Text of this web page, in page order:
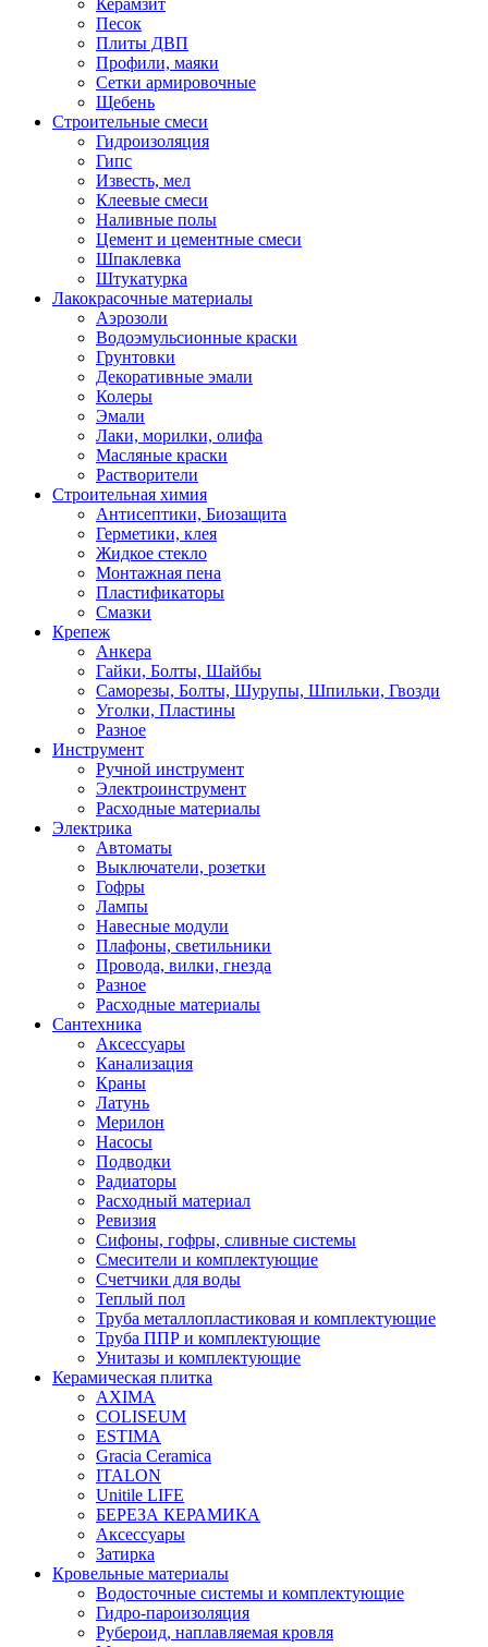
Керамзит
Песок
Плиты ДВП
Профили, маяки
Сетки армировочные
Щебень
Строительные смеси
Гидроизоляция
Гипс
Известь, мел
Клеевые смеси
Наливные полы
Цемент и цементные смеси
Шпаклевка
Штукатурка
Лакокрасочные материалы
Аэрозоли
Водоэмульсионные краски
Грунтовки
Декоративные эмали
Колеры
Эмали
Лаки, морилки, олифа
Масляные краски
Растворители
Строительная химия
Антисептики, Биозащита
Герметики, клея
Жидкое стекло
Монтажная пена
Пластификаторы
Смазки
Крепеж
Анкера
Гайки, Болты, Шайбы
Саморезы, Болты, Шурупы, Шпильки, Гвозди
Уголки, Пластины
Разное
Инструмент
Ручной инструмент
Электроинструмент
Расходные материалы
Электрика
Автоматы
Выключатели, розетки
Гофры
Лампы
Навесные модули
Плафоны, светильники
Провода, вилки, гнезда
Разное
Расходные материалы
Сантехника
Аксессуары
Канализация
Краны
Латунь
Мерилон
Насосы
Подводки
Радиаторы
Расходный материал
Ревизия
Сифоны, гофры, сливные системы
Смесители и комплектующие
Счетчики для воды
Теплый пол
Труба металлопластиковая и комплектующие
Труба ППР и комплектующие
Унитазы и комплектующие
Керамическая плитка
AXIMA
COLISEUM
ESTIMA
Gracia Ceramica
ITALON
Unitile LIFE
БЕРЕЗА КЕРАМИКА
Аксессуары
Затирка
Кровельные материалы
Водосточные системы и комплектующие
Гидро-пароизоляция
Рубероид, наплавляемая кровля